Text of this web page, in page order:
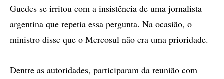
Guedes se irritou com a insistência de uma jornalista
argentina que repetia essa pergunta. Na ocasião, o
ministro disse que o Mercosul não era uma prioridade.
Dentre as autoridades, participaram da reunião com